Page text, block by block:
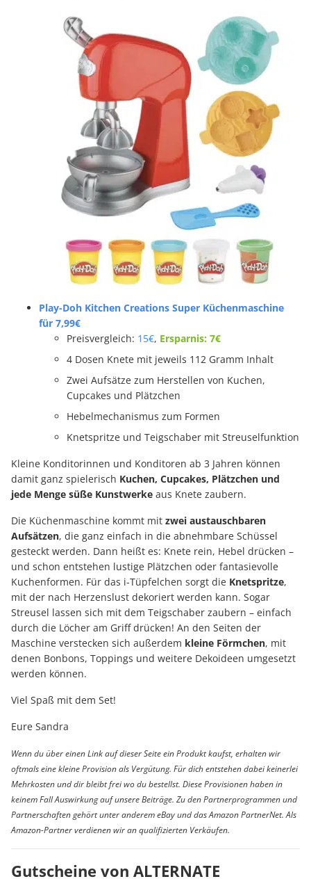
Play-Doh Kitchen Creations Super Küchenmaschine
für 7,99€
Preisvergleich: 15€, Ersparnis: 7€
4 Dosen Knete mit jeweils 112 Gramm Inhalt
Zwei Aufsätze zum Herstellen von Kuchen,
Cupcakes und Plätzchen
Hebelmechanismus zum Formen
Knetspritze und Teigschaber mit Streuselfunktion
Kleine Konditorinnen und Konditoren ab 3 Jahren können
damit ganz spielerisch Kuchen, Cupcakes, Plätzchen und
jede Menge süße Kunstwerke aus Knete zaubern.
Die Küchenmaschine kommt mit zwei austauschbaren
Aufsätzen, die ganz einfach in die abnehmbare Schüssel
gesteckt werden. Dann heißt es: Knete rein, Hebel drücken –
und schon entstehen lustige Plätzchen oder fantasievolle
Kuchenformen. Für das i-Tüpfelchen sorgt die Knetspritze,
mit der nach Herzenslust dekoriert werden kann. Sogar
Streusel lassen sich mit dem Teigschaber zaubern – einfach
durch die Löcher am Griff drücken! An den Seiten der
Maschine verstecken sich außerdem kleine Förmchen, mit
denen Bonbons, Toppings und weitere Dekoideen umgesetzt
werden können.
Viel Spaß mit dem Set!
Eure Sandra
Wenn du über einen Link auf dieser Seite ein Produkt kaufst, erhalten wir
oftmals eine kleine Provision als Vergütung. Für dich entstehen dabei keinerlei
Mehrkosten und dir bleibt frei wo du bestellst. Diese Provisionen haben in
keinem Fall Auswirkung auf unsere Beiträge. Zu den Partnerprogrammen und
Partnerschaften gehört unter anderem eBay und das Amazon PartnerNet. Als
Amazon-Partner verdienen wir an qualifizierten Verkäufen.
Gutscheine von ALTERNATE